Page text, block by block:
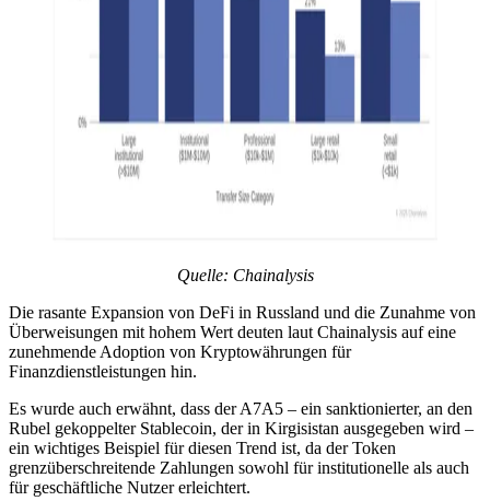
Quelle: Chainalysis
Die rasante Expansion von DeFi in Russland und die Zunahme von
Überweisungen mit hohem Wert deuten laut Chainalysis auf eine
zunehmende Adoption von Kryptowährungen für
Finanzdienstleistungen hin.
Es wurde auch erwähnt, dass der A7A5 – ein sanktionierter, an den
Rubel gekoppelter Stablecoin, der in Kirgisistan ausgegeben wird –
ein wichtiges Beispiel für diesen Trend ist, da der Token
grenzüberschreitende Zahlungen sowohl für institutionelle als auch
für geschäftliche Nutzer erleichtert.